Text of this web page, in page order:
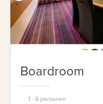
Boardroom
1 - 6 personen